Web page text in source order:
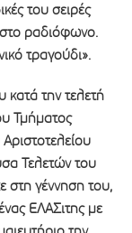
του σειρές
ραδιόφωνο.
τραγούδι».
την τελετή
Τμήματος
Τελετών του
γέννηση του,
ΕΛΑΣιτης με